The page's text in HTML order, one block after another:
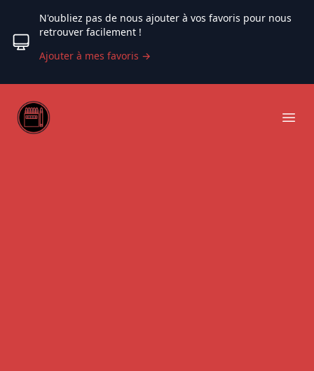
N'oubliez pas de nous ajouter à vos favoris pour nous
retrouver facilement !
Ajouter à mes favoris →
Web coloriage